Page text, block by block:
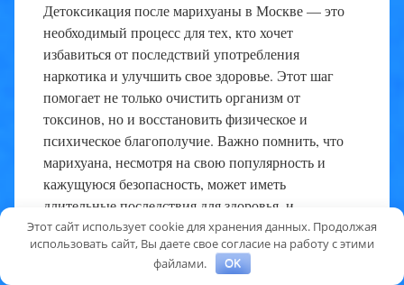
Детоксикация после марихуаны в Москве — это
необходимый процесс для тех, кто хочет
избавиться от последствий употребления
наркотика и улучшить свое здоровье. Этот шаг
помогает не только очистить организм от
токсинов, но и восстановить физическое и
психическое благополучие. Важно помнить, что
марихуана, несмотря на свою популярность и
кажущуюся безопасность, может иметь
длительные последствия для здоровья, и
своевременная детоксикация — это важный шаг
на пути к выздоровлению.
Этот сайт использует cookie для хранения данных. Продолжая
использовать сайт, Вы даете свое согласие на работу с этими
файлами.
OK